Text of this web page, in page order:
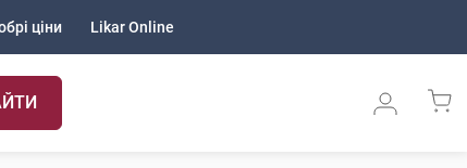
ціни Likar Online